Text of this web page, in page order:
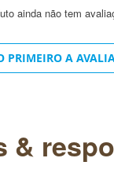
ainda não tem
PRIMEIRO A
&